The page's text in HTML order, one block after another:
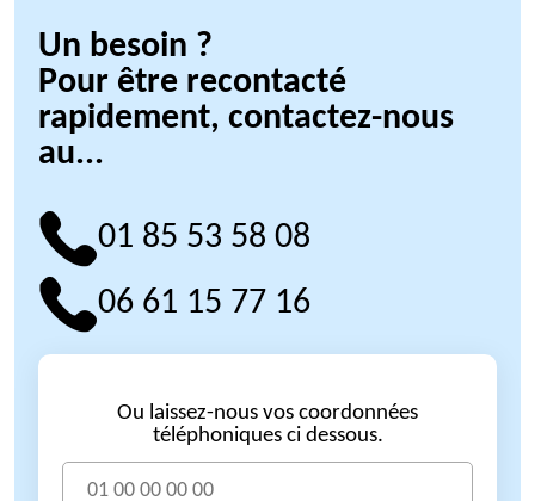
Un besoin ?
Pour être recontacté
rapidement, contactez-nous
au...
01 85 53 58 08
06 61 15 77 16
Ou laissez-nous vos coordonnées
téléphoniques ci dessous.